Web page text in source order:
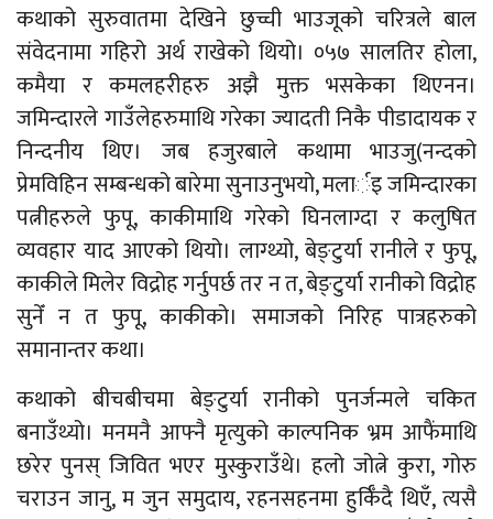
कथाको सुरुवातमा देखिने छुच्ची भाउजूको चरित्रले बाल
संवेदनामा गहिरो अर्थ राखेको थियो। ०५७ सालतिर होला,
कमैया र कमलहरीहरु अझै मुक्त भसकेका थिएनन।
जमिन्दारले गाउँलेहरुमाथि गरेका ज्यादती निकै पीडादायक र
निन्दनीय थिए। जब हजुरबाले कथामा भाउजु(नन्दको
प्रेमविहिन सम्बन्धको बारेमा सुनाउनुभयो, मलार्इ जमिन्दारका
पत्नीहरुले फुपू, काकीमाथि गरेको घिनलाग्दा र कलुषित
व्यवहार याद आएको थियो। लाग्थ्यो, बेङ्टुर्या रानीले र फुपू,
काकीले मिलेर विद्रोह गर्नुपर्छ तर न त, बेङ्टुर्या रानीको विद्रोह
सुनेँ न त फुपू, काकीको। समाजको निरिह पात्रहरुको
समानान्तर कथा।
कथाको बीचबीचमा बेङ्टुर्या रानीको पुनर्जन्मले चकित
बनाउँथ्यो। मनमनै आफ्नै मृत्युको काल्पनिक भ्रम आफैंमाथि
छरेर पुनस् जिवित भएर मुस्कुराउँथे। हलो जोत्ने कुरा, गोरु
चराउन जानु, म जुन समुदाय, रहनसहनमा हुर्किँदै थिएँ, त्यसै